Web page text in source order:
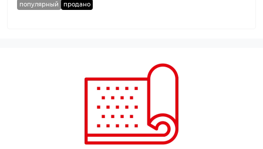
популярный продано